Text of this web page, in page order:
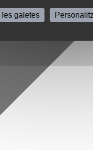
les galetes